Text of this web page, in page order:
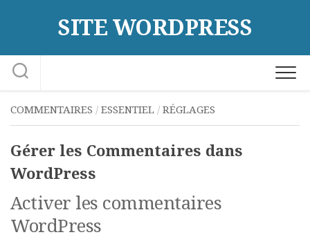
SITE WORDPRESS
COMMENTAIRES / ESSENTIEL / RÉGLAGES
Gérer les Commentaires dans
WordPress
Activer les commentaires
WordPress